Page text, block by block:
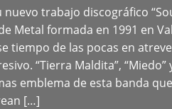
nuevo trabajo discográfico
Metal formada en 1991 en
tiempo de las pocas en
“Tierra Maldita”, “Miedo”
emblema de esta banda
[…]